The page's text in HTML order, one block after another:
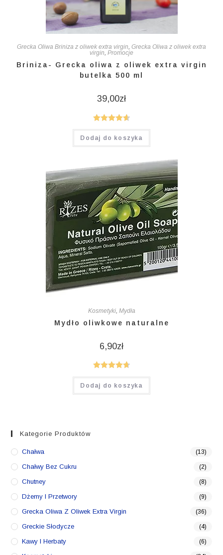
Grecka Oliwa Briniza z oliwek extra virgin, Grecka Oliwa z oliwek extra
virgin, Promocje
Briniza- Grecka oliwa z oliwek extra virgin
butelka 500 ml
39,00zł
Oceniono
4.67na 5
Dodaj do koszyka
Kosmetyki, Mydła
Mydło oliwkowe naturalne
6,90zł
Oceniono
4.75na 5
Dodaj do koszyka
Kategorie Produktów
Chałwa (13)
Chałwy Bez Cukru (2)
Chutney (8)
Dżemy I Przetwory (9)
Grecka Oliwa Z Oliwek Extra Virgin (36)
Greckie Słodycze (4)
Kawy I Herbaty (6)